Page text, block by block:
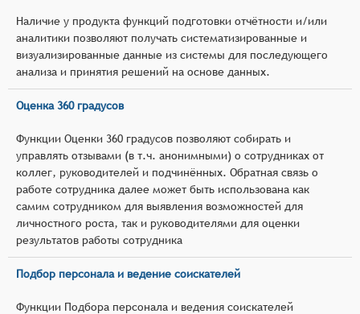
Наличие у продукта функций подготовки отчётности и/или
аналитики позволяют получать систематизированные и
визуализированные данные из системы для последующего
анализа и принятия решений на основе данных.
Оценка 360 градусов
Функции Оценки 360 градусов позволяют собирать и
управлять отзывами (в т.ч. анонимными) о сотрудниках от
коллег, руководителей и подчинённых. Обратная связь о
работе сотрудника далее может быть использована как
самим сотрудником для выявления возможностей для
личностного роста, так и руководителями для оценки
результатов работы сотрудника
Подбор персонала и ведение соискателей
Функции Подбора персонала и ведения соискателей